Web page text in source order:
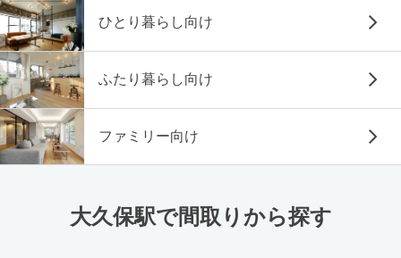
ひとり暮らし向け
ふたり暮らし向け
ファミリー向け
大久保駅で間取りから探す